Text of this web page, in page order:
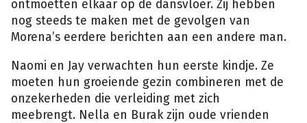
ontmoetten elkaar op de dansvloer. Zij hebben
nog steeds te maken met de gevolgen van
Morena’s eerdere berichten aan een andere man.
Naomi en Jay verwachten hun eerste kindje. Ze
moeten hun groeiende gezin combineren met de
onzekerheden die verleiding met zich
meebrengt. Nella en Burak zijn oude vrienden